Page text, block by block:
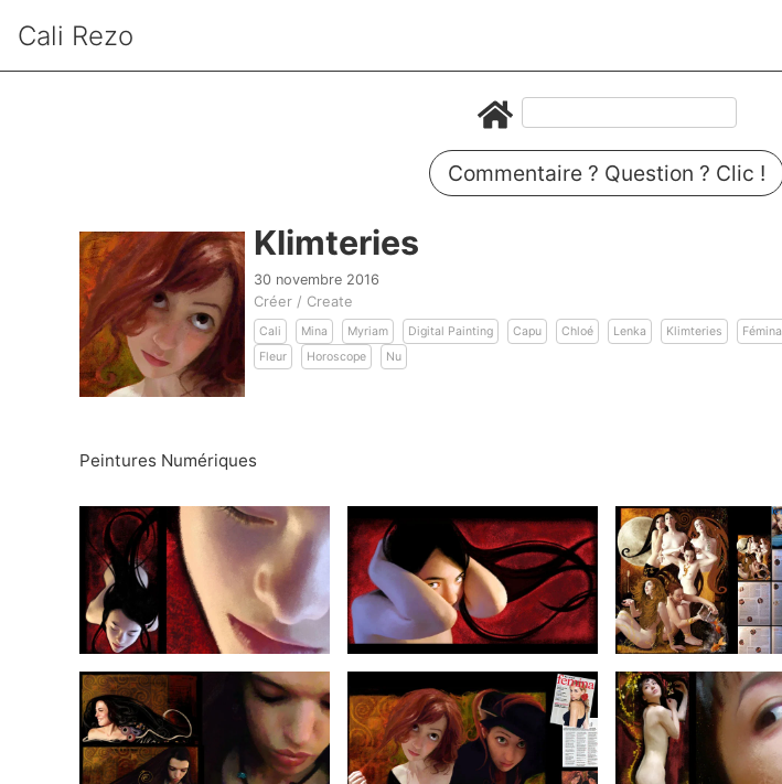
Cali Rezo
Commentaire ? Question ? Clic !
Klimteries
30 novembre 2016
Créer / Create
Cali Mina Myriam Digital Painting Capu Chloé Lenka Klimteries Fémina
Fleur
Horoscope Nu
Peintures Numériques